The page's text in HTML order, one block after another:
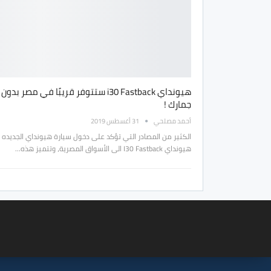
هيونداي i30 Fastback ستتوفر قريبًا في مصر بدون
جمارك !
أحمد مصلحي 31 أغسطس 2019
الكثير من المصادر التي تؤكد على دخول سيارة هيونداي الجديده
هيونداي I30 Fastback الى الأسواق المصرية، وتتميز هذه…